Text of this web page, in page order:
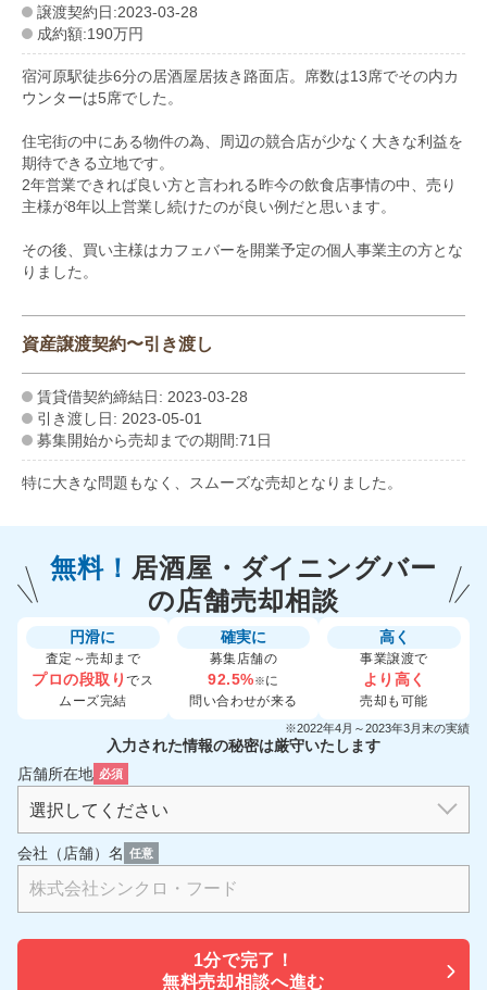
譲渡契約日:2023-03-28
成約額:190万円
宿河原駅徒歩6分の居酒屋居抜き路面店。席数は13席でその内カ
ウンターは5席でした。
住宅街の中にある物件の為、周辺の競合店が少なく大きな利益を
期待できる立地です。
2年営業できれば良い方と言われる昨今の飲食店事情の中、売り
主様が8年以上営業し続けたのが良い例だと思います。
その後、買い主様はカフェバーを開業予定の個人事業主の方とな
りました。
資産譲渡契約〜引き渡し
賃貸借契約締結日: 2023-03-28
引き渡し日: 2023-05-01
募集開始から売却までの期間:71日
特に大きな問題もなく、スムーズな売却となりました。
無料！ 居酒屋・ダイニングバー
の店舗売却相談
円滑に
査定～売却まで
プロの段取りでス
ムーズ完結
確実に
募集店舗の
92.5%※に
問い合わせが来る
高く
事業譲渡で
より高く
売却も可能
※2022年4月～2023年3月末の実績
入力された情報の秘密は厳守いたします
店舗所在地 必須
会社（店舗）名 任意
1分で完了！
無料売却相談へ進む